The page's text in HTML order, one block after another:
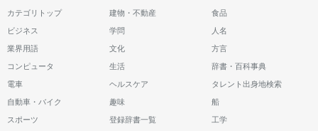
カテゴリトップ 建物・不動産 食品
ビジネス 学問 人名
業界用語 文化 方言
コンピュータ 生活 辞書・百科事典
電車 ヘルスケア タレント出身地検索
自動車・バイク 趣味 船
スポーツ 登録辞書一覧 工学